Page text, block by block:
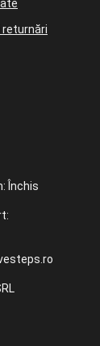
returnări
Închis